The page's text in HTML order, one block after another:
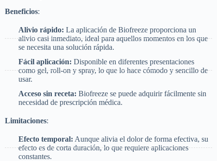
Beneficios:
Alivio rápido: La aplicación de Biofreeze proporciona un
alivio casi inmediato, ideal para aquellos momentos en los que
se necesita una solución rápida.
Fácil aplicación: Disponible en diferentes presentaciones
como gel, roll-on y spray, lo que lo hace cómodo y sencillo de
usar.
Acceso sin receta: Biofreeze se puede adquirir fácilmente sin
necesidad de prescripción médica.
Limitaciones:
Efecto temporal: Aunque alivia el dolor de forma efectiva, su
efecto es de corta duración, lo que requiere aplicaciones
constantes.